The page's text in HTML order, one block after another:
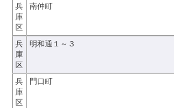
兵
庫
区
南仲町
兵
庫
区
明和通１～３
兵
庫
区
門口町